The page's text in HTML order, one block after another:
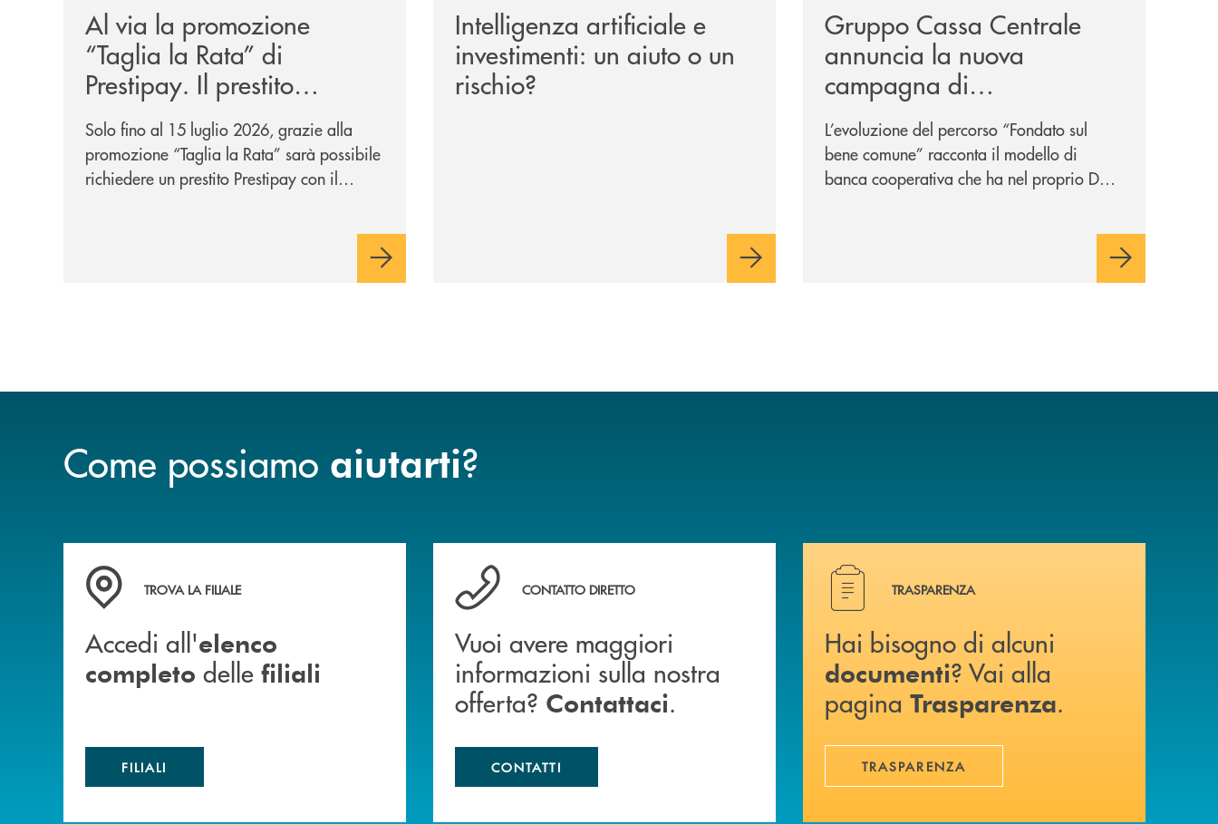
Al via la promozione
“Taglia la Rata” di
Prestipay. Il prestito
personale che si fa in due
per te!
Solo fino al 15 luglio 2026, grazie alla
promozione “Taglia la Rata” sarà possibile
richiedere un prestito Prestipay con il
Intelligenza artificiale e
investimenti: un aiuto o un
rischio?
Gruppo Cassa Centrale
annuncia la nuova
campagna di
comunicazione
nazionale: “Oggi si dice
ESG. Per noi è fare la cosa
L’evoluzione del percorso “Fondato sul
bene comune” racconta il modello di
banca cooperativa che ha nel proprio DNA
Come possiamo aiutarti?
Accedi all' elenco completo delle filiali
TROVA LA FILIALE
Accedi all'elenco
completo delle filiali
FILIALI
Vuoi avere maggiori informazioni sulla nostra offerta? Contattaci .
CONTATTO DIRETTO
Vuoi avere maggiori
informazioni sulla nostra
offerta? Contattaci.
CONTATTI
Hai bisogno di alcuni documenti ? Vai alla pagina
TRASPARENZA
Hai bisogno di alcuni
documenti? Vai alla
pagina Trasparenza.
TRASPARENZA